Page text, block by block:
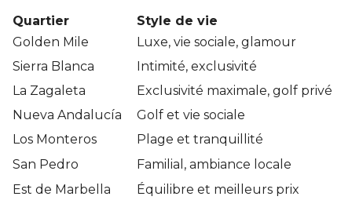
Quartier
Style de vie
Golden Mile
Luxe, vie sociale, glamour
Sierra Blanca
Intimité, exclusivité
La Zagaleta
Exclusivité maximale, golf privé
Nueva Andalucía
Golf et vie sociale
Los Monteros
Plage et tranquillité
San Pedro
Familial, ambiance locale
Est de Marbella
Équilibre et meilleurs prix